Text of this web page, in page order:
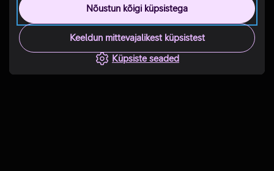
Nõustun kõigi küpsistega
Keeldun mittevajalikest küpsistest
Küpsiste seaded